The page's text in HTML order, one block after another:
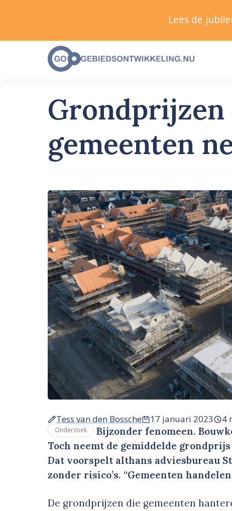
Grondprijzen
gemeenten
Tess van den Bossche 17 januari 2023 4
Onderzoek
Bijzonder fenomeen.
Toch neemt de gemiddelde
Dat voorspelt althans adviesbureau
zonder risico’s. “Gemeenten
De grondprijzen die gemeenten
Lees de